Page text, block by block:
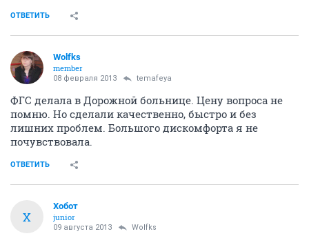
ОТВЕТИТЬ
Wolfks
member
08 февраля 2013 temafeya
ФГС делала в Дорожной больнице. Цену вопроса не
помню. Но сделали качественно, быстро и без
лишних проблем. Большого дискомфорта я не
почувствовала.
ОТВЕТИТЬ
Х
Хобот
junior
09 августа 2013 Wolfks